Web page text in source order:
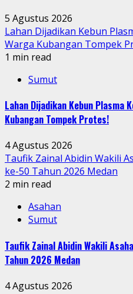
5 Agustus 2026
Lahan Dijadikan Kebun
Warga Kubangan Tompek
1 min read
Sumut
Lahan Dijadikan Kebun Plasma
Kubangan Tompek Protes!
4 Agustus 2026
Taufik Zainal Abidin Wakili
ke-50 Tahun 2026 Medan
2 min read
Asahan
Sumut
Taufik Zainal Abidin Wakili
Tahun 2026 Medan
4 Agustus 2026